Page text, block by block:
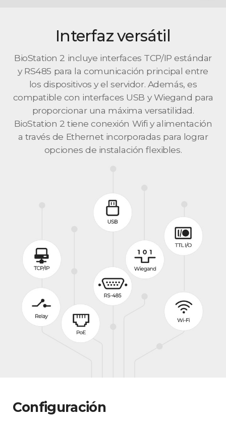
Interfaz versátil
BioStation 2 incluye interfaces TCP/IP estándar
y RS485 para la comunicación principal entre
los dispositivos y el servidor. Además, es
compatible con interfaces USB y Wiegand para
proporcionar una máxima versatilidad.
BioStation 2 tiene conexión Wifi y alimentación
a través de Ethernet incorporadas para lograr
opciones de instalación flexibles.
Configuración